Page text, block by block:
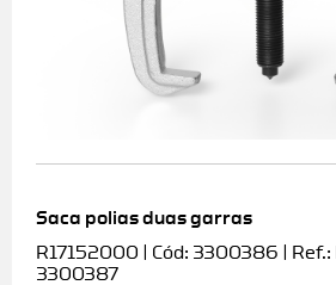
Saca polias duas garras
R17152000 | Cód: 3300386 | Ref.:
3300387